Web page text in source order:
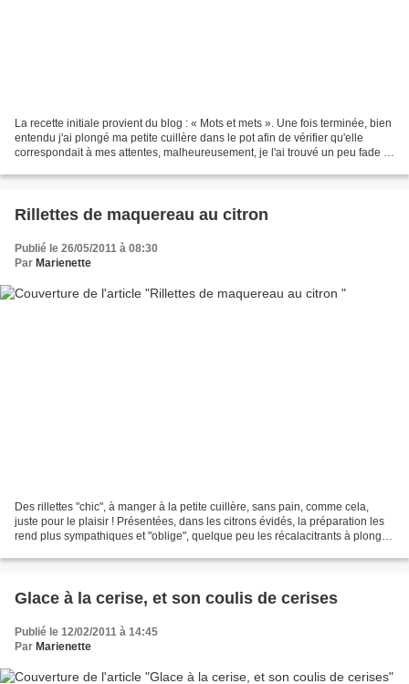
La recette initiale provient du blog : « Mots et mets ». Une fois terminée, bien
entendu j'ai plongé ma petite cuillère dans le pot afin de vérifier qu'elle
correspondait à mes attentes, malheureusement, je l'ai trouvé un peu fade à
Rillettes de maquereau au citron
Publié le 26/05/2011 à 08:30
Par Marienette
Des rillettes "chic", à manger à la petite cuillère, sans pain, comme cela,
juste pour le plaisir ! Présentées, dans les citrons évidés, la préparation les
rend plus sympathiques et "oblige", quelque peu les récalacitrants à plonger
Glace à la cerise, et son coulis de cerises
Publié le 12/02/2011 à 14:45
Par Marienette